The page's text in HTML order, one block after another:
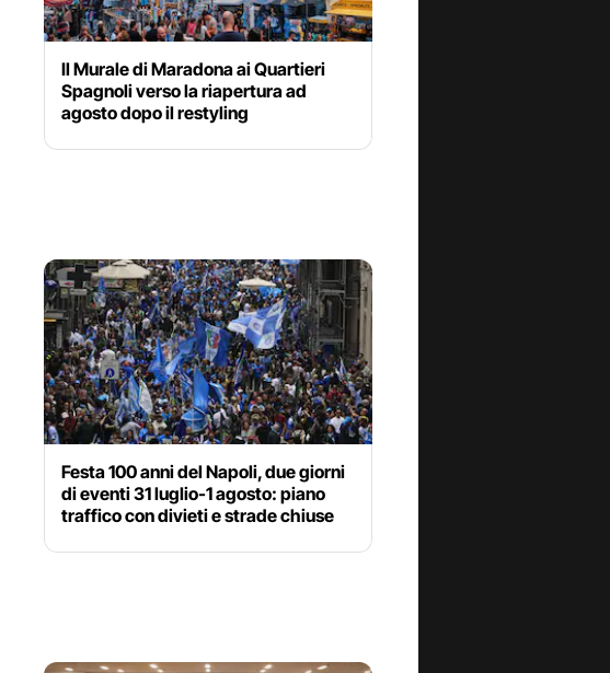
Il Murale di Maradona ai Quartieri
Spagnoli verso la riapertura ad
agosto dopo il restyling
Festa 100 anni del Napoli, due giorni
di eventi 31 luglio-1 agosto: piano
traffico con divieti e strade chiuse